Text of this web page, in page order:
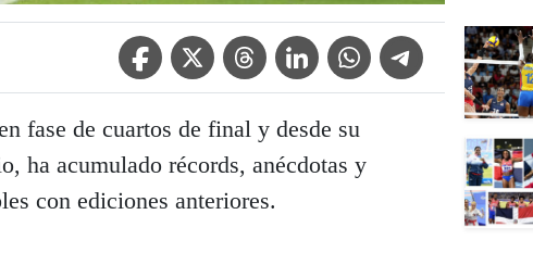
Facebook IconTwitter IconThreads IconLinkedin IconWhatsApp IconTelegram Icon
fase de cuartos de final y desde su
ha acumulado récords, anécdotas y
con ediciones anteriores.